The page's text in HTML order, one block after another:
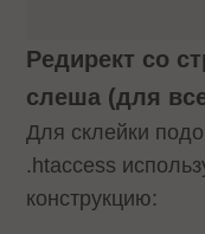
Редирект со
слеша (для
Для склейки
.htaccess
конструкцию: